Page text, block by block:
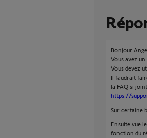
Bonjour
Vous avez un
Vous devez
Il faudrait
la FAQ si
https://
Sur certaine
Ensuite vue
fonction du